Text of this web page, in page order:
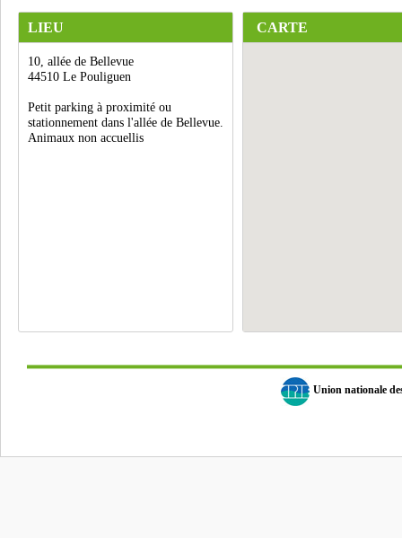
LIEU
10, allée de Bellevue
44510 Le Pouliguen
Petit parking à proximité ou
stationnement dans l'allée de Bellevue.
Animaux non accuellis
CARTE
Union nationale